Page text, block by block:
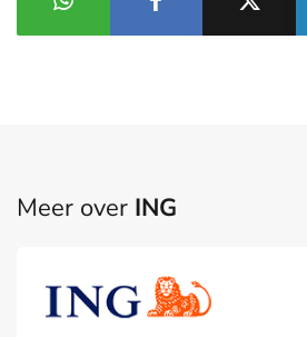
Meer over ING